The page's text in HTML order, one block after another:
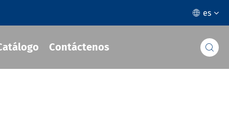
 es
Contáctenos 